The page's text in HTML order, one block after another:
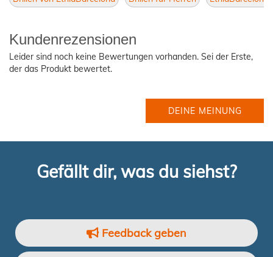
Kundenrezensionen
Leider sind noch keine Bewertungen vorhanden. Sei der Erste,
der das Produkt bewertet.
DEINE MEINUNG
Gefällt dir, was du siehst?
Feedback geben